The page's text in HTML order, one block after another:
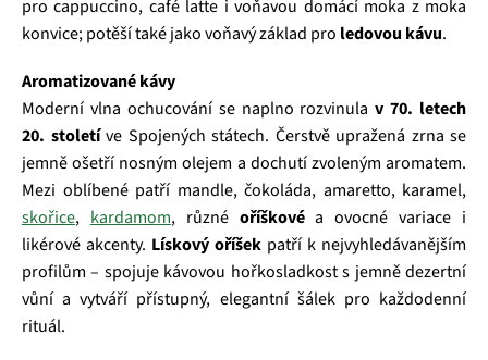
pro cappuccino, café latte i voňavou domácí moka z moka
konvice; potěší také jako voňavý základ pro ledovou kávu.
Aromatizované kávy
Moderní vlna ochucování se naplno rozvinulav 70. letech
20. stoletíve Spojených státech. Čerstvě upražená zrna se
jemně ošetří nosným olejem a dochutí zvoleným aromatem.
Mezi oblíbené patří mandle, čokoláda, amaretto, karamel,
skořice, kardamom, různé oříškovéa ovocné variace i
likérové akcenty. Lískový oříšek patří k nejvyhledávanějším
profilům – spojuje kávovou hořkosladkost s jemně dezertní
vůní a vytváří přístupný, elegantní šálek pro každodenní
rituál.